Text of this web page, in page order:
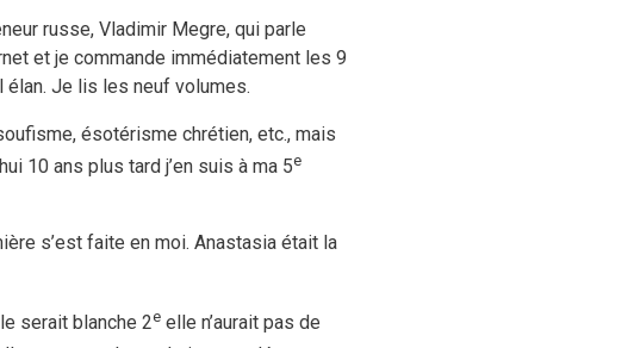
russe, Vladimir Megre, qui parle
et je commande immédiatement les 9
élan. Je lis les neuf volumes.
ésotérisme chrétien, etc., mais
10 ans plus tard j’en suis à ma 5e
s’est faite en moi. Anastasia était la
serait blanche 2e elle n’aurait pas de